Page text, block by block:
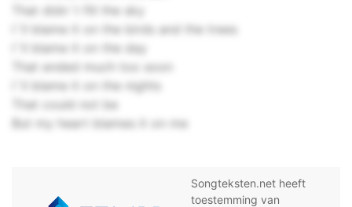
That didn`t fill the sky
I`ll blame it on the birds and the trees
I`ll blame it on the day
That ended much too soon
I`ll blame it on the nights
That could not be
But my heart blames it on me
Songteksten.net heeft
toestemming van